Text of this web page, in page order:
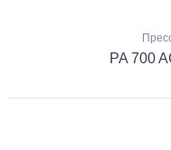
PA 700